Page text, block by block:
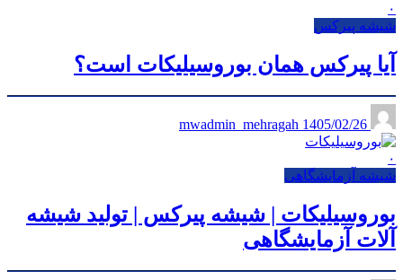
۰
شیشه پیرکس
آیا پیرکس همان بوروسیلیکات است؟
1405/02/26
۰
شیشه آزمایشگاهی
بوروسیلیکات | شیشه پیرکس | تولید شیشه
آلات آزمایشگاهی